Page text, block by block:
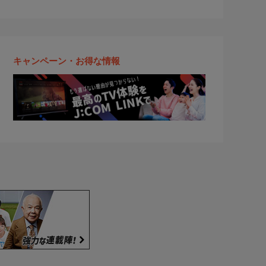
キャンペーン・お得な情報